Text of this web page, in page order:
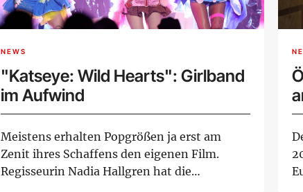
NEWS
"Katseye: Wild Hearts": Girlband
im Aufwind
Meistens erhalten Popgrößen ja erst am
Zenit ihres Schaffens den eigenen Film.
Regisseurin Nadia Hallgren hat die